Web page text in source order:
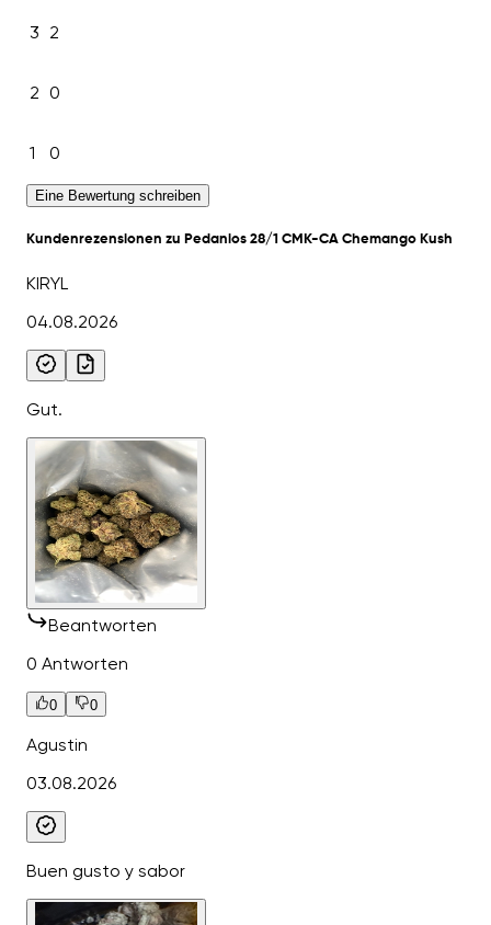
3 2
2 0
1 0
Eine Bewertung schreiben
Kundenrezensionen zu Pedanios 28/1 CMK-CA Chemango Kush
KIRYL
04.08.2026
Gut.
Beantworten
0 Antworten
0 0
Agustin
03.08.2026
Buen gusto y sabor